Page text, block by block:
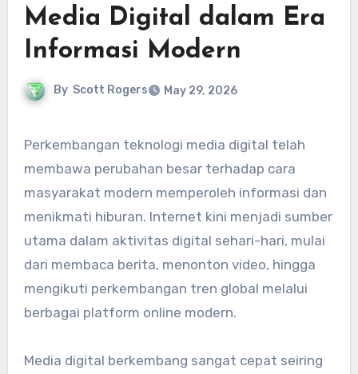
Media Digital dalam Era
Informasi Modern
By Scott Rogers May 29, 2026
Perkembangan teknologi media digital telah
membawa perubahan besar terhadap cara
masyarakat modern memperoleh informasi dan
menikmati hiburan. Internet kini menjadi sumber
utama dalam aktivitas digital sehari-hari, mulai
dari membaca berita, menonton video, hingga
mengikuti perkembangan tren global melalui
berbagai platform online modern.
Media digital berkembang sangat cepat seiring